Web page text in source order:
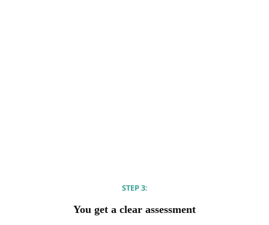
STEP 3:
You get a clear assessment